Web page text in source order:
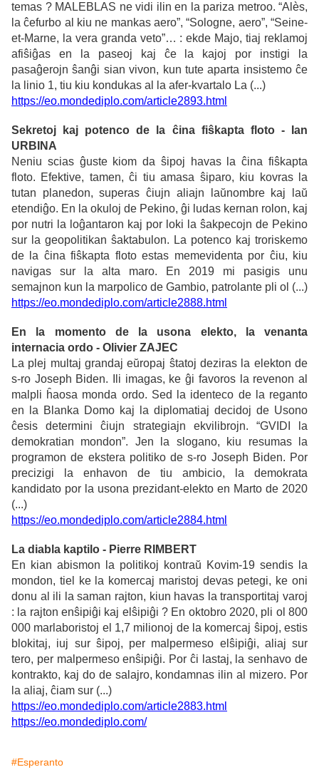
temas ? MALEBLAS ne vidi ilin en la pariza metroo. “Alès,
la ĉefurbo al kiu ne mankas aero”, “Sologne, aero”, “Seine-
et-Marne, la vera granda veto”… : ekde Majo, tiaj reklamoj
afiŝiĝas en la paseoj kaj ĉe la kajoj por instigi la
pasaĝerojn ŝanĝi sian vivon, kun tute aparta insistemo ĉe
la linio 1, tiu kiu kondukas al la afer-kvartalo La (...)
https://eo.mondediplo.com/article2893.html
Sekretoj kaj potenco de la ĉina fiŝkapta floto - Ian
URBINA
Neniu scias ĝuste kiom da ŝipoj havas la ĉina fiŝkapta
floto. Efektive, tamen, ĉi tiu amasa ŝiparo, kiu kovras la
tutan planedon, superas ĉiujn aliajn laŭnombre kaj laŭ
etendiĝo. En la okuloj de Pekino, ĝi ludas kernan rolon, kaj
por nutri la loĝantaron kaj por loki la ŝakpecojn de Pekino
sur la geopolitikan ŝaktabulon. La potenco kaj troriskemo
de la ĉina fiŝkapta floto estas memevidenta por ĉiu, kiu
navigas sur la alta maro. En 2019 mi pasigis unu
semajnon kun la marpolico de Gambio, patrolante pli ol (...)
https://eo.mondediplo.com/article2888.html
En la momento de la usona elekto, la venanta
internacia ordo - Olivier ZAJEC
La plej multaj grandaj eŭropaj ŝtatoj deziras la elekton de
s-ro Joseph Biden. Ili imagas, ke ĝi favoros la revenon al
malpli ĥaosa monda ordo. Sed la identeco de la reganto
en la Blanka Domo kaj la diplomatiaj decidoj de Usono
ĉesis determini ĉiujn strategiajn ekvilibrojn. “GVIDI la
demokratian mondon”. Jen la slogano, kiu resumas la
programon de ekstera politiko de s-ro Joseph Biden. Por
precizigi la enhavon de tiu ambicio, la demokrata
kandidato por la usona prezidant-elekto en Marto de 2020
(...)
https://eo.mondediplo.com/article2884.html
La diabla kaptilo - Pierre RIMBERT
En kian abismon la politikoj kontraŭ Kovim-19 sendis la
mondon, tiel ke la komercaj maristoj devas petegi, ke oni
donu al ili la saman rajton, kiun havas la transportitaj varoj
: la rajton enŝipiĝi kaj elŝipiĝi ? En oktobro 2020, pli ol 800
000 marlaboristoj el 1,7 milionoj de la komercaj ŝipoj, estis
blokitaj, iuj sur ŝipoj, per malpermeso elŝipiĝi, aliaj sur
tero, per malpermeso enŝipiĝi. Por ĉi lastaj, la senhavo de
kontrakto, kaj do de salajro, kondamnas ilin al mizero. Por
la aliaj, ĉiam sur (...)
https://eo.mondediplo.com/article2883.html
https://eo.mondediplo.com/
#Esperanto